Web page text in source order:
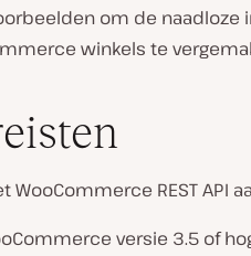
om de naadloze
winkels te
WooCommerce REST API
versie 3.5 of